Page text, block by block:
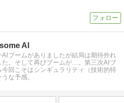
AI
ブームがありましたが結局は期待外れ
た。そして再びブームが…。第三次AIブ
今回こそはシンギュラリティ（技術的特
な予感。